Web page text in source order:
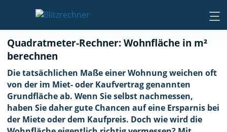
Quadratmeter-Rechner: Wohnfläche in m²
berechnen
Die tatsächlichen Maße einer Wohnung weichen oft
von der im Miet- oder Kaufvertrag genannten
Grundfläche ab. Wenn Sie selbst nachmessen,
haben Sie daher gute Chancen auf eine Ersparnis bei
der Miete oder dem Kaufpreis. Doch wie wird die